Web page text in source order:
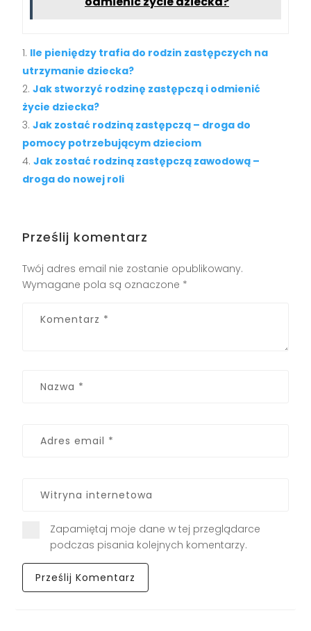
Ile pieniędzy trafia do rodzin zastępczych na
utrzymanie dziecka?
Jak stworzyć rodzinę zastępczą i odmienić
życie dziecka?
Jak zostać rodziną zastępczą – droga do
pomocy potrzebującym dzieciom
Jak zostać rodziną zastępczą zawodową –
droga do nowej roli
Prześlij komentarz
Twój adres email nie zostanie opublikowany.
Wymagane pola są oznaczone *
Zapamiętaj moje dane w tej przeglądarce
podczas pisania kolejnych komentarzy.